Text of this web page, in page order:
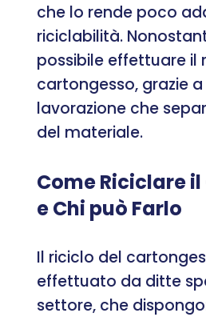
che lo rende poco
riciclabilità.
possibile effettuare il
cartongesso, grazie
lavorazione che
del materiale.
Come Riciclare
e Chi può Farlo
Il riciclo del
effettuato da ditte
settore, che